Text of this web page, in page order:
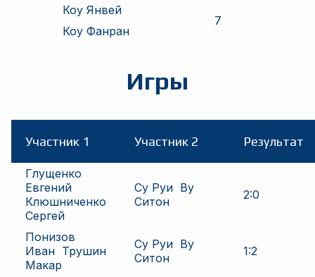
Коу Янвей
7
Коу Фанран
Игры
Участник 1 Участник 2 Результат
Глущенко
Евгений
Клюшниченко
Сергей
Су Руи Ву
Ситон
2:0
Понизов
Иван Трушин
Макар
Су Руи Ву
Ситон
1:2